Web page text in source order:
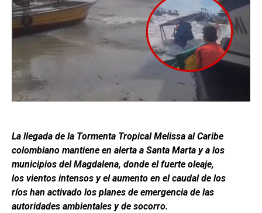
La llegada de la Tormenta Tropical Melissa al Caribe
colombiano mantiene en alerta a Santa Marta y a los
municipios del Magdalena, donde el fuerte oleaje,
los vientos intensos y el aumento en el caudal de los
ríos han activado los planes de emergencia de las
autoridades ambientales y de socorro.